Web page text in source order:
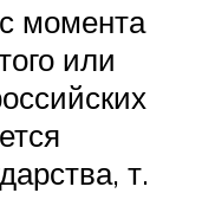
момента
или
т.